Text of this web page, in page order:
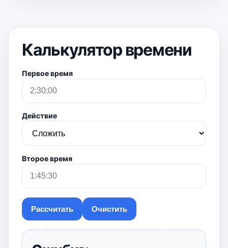
Калькулятор времени
Первое время
Действие
Второе время
Рассчитать Очистить